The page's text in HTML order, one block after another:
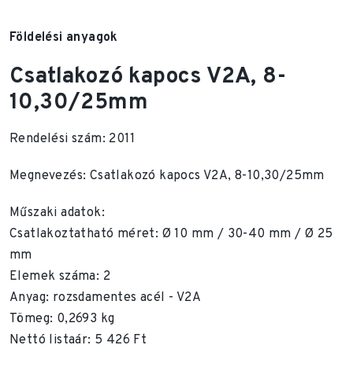
Földelési anyagok
Csatlakozó kapocs V2A, 8-
10,30/25mm
Rendelési szám: 2011
Megnevezés: Csatlakozó kapocs V2A, 8-10,30/25mm
Műszaki adatok:
Csatlakoztatható méret: Ø 10 mm / 30-40 mm / Ø 25
mm
Elemek száma: 2
Anyag: rozsdamentes acél - V2A
Tömeg: 0,2693 kg
Nettó listaár: 5 426 Ft